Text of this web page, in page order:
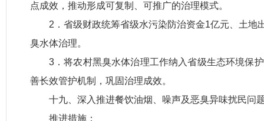
点成效，推动形成可复制、可推广的治理模式。
2．省级财政统筹省级水污染防治资金1亿元、土地
臭水体治理。
3．将农村黑臭水体治理工作纳入省级生态环境保
善长效管护机制，巩固治理成效。
十九、深入推进餐饮油烟、噪声及恶臭异味扰民问
推进措施：